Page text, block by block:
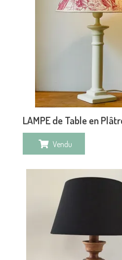
LAMPE de Table en
Vendu